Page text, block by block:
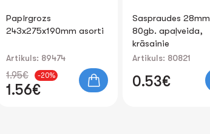
Papīrgrozs
243x275x190mm asorti
Artikuls: 89474
1.95€ -20%
1.56€
Saspraudes 28mm
80gb. apaļveida,
krāsainie
Artikuls: 80821
0.53€